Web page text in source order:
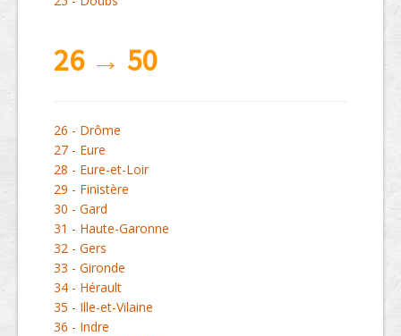
26 → 50
26 - Drôme
27 - Eure
28 - Eure-et-Loir
29 - Finistère
30 - Gard
31 - Haute-Garonne
32 - Gers
33 - Gironde
34 - Hérault
35 - Ille-et-Vilaine
36 - Indre